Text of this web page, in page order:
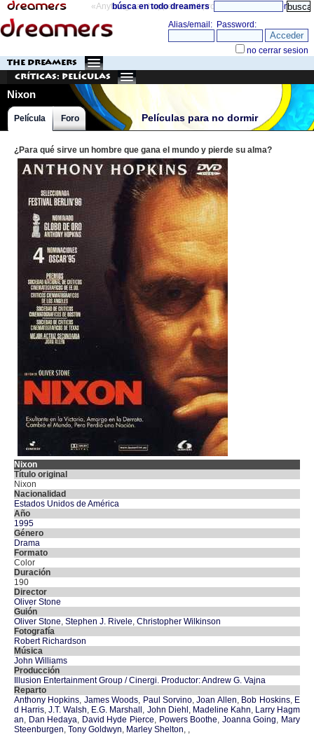
«Anything can happen and it probably will» directorio
búsca en todo dreamers
THE DREAMERS
Críticas: Películas
Nixon
Películas para no dormir
Película Foro
¿Para qué sirve un hombre que gana el mundo y pierde su alma?
Nixon
Título original
Nixon
Nacionalidad
Estados Unidos de América
Año
1995
Género
Drama
Formato
Color
Duración
190
Director
Oliver Stone
Guión
Oliver Stone, Stephen J. Rivele, Christopher Wilkinson
Fotografía
Robert Richardson
Música
John Williams
Producción
Illusion Entertainment Group / Cinergi. Productor: Andrew G. Vajna
Reparto
Anthony Hopkins, James Woods, Paul Sorvino,Joan Allen, Bob Hoskins, E
d Harris,J.T. Walsh, E.G. Marshall , John Diehl , Madeline Kahn, Larry Hagm
an, Dan Hedaya, David Hyde Pierce, Powers Boothe, Joanna Going, Mary
Steenburgen, Tony Goldwyn, Marley Shelton, ,